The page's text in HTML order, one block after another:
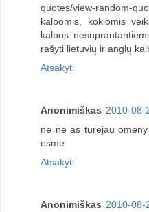
quotes/view-random-
kalbomis, kokiomis
kalbos
rašyti lietuvių ir anglų
Atsakyti
Anonimiškas 2010-08-
ne ne as turejau
esme
Atsakyti
Anonimiškas 2010-08-